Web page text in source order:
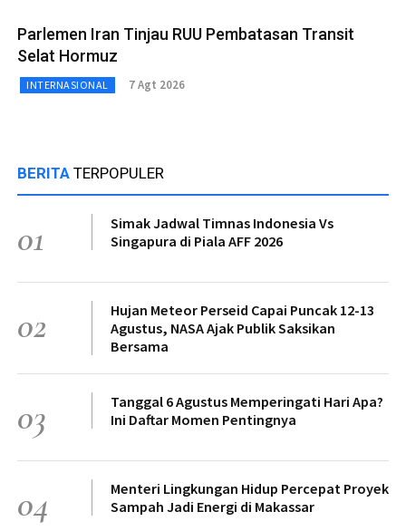
Parlemen Iran Tinjau RUU Pembatasan Transit
Selat Hormuz
INTERNASIONAL 7 Agt 2026
BERITA TERPOPULER
01
Simak Jadwal Timnas Indonesia Vs
Singapura di Piala AFF 2026
02
Hujan Meteor Perseid Capai Puncak 12-13
Agustus, NASA Ajak Publik Saksikan
Bersama
03
Tanggal 6 Agustus Memperingati Hari Apa?
Ini Daftar Momen Pentingnya
04
Menteri Lingkungan Hidup Percepat Proyek
Sampah Jadi Energi di Makassar